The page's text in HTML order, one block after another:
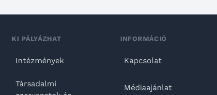
KI PÁLYÁZHAT
Intézmények
Társadalmi
INFORMÁCIÓ
Kapcsolat
Médiaajánlat